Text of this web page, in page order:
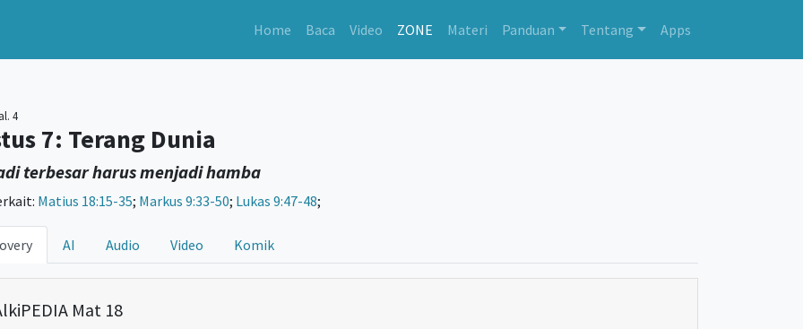
Home Baca Video ZONE Materi Panduan Tentang Apps
4
7: Terang Dunia
terbesar harus menjadi hamba
Matius 18:15-35; Markus 9:33-50; Lukas 9:47-48;
AI Audio Video Komik
Mat 18